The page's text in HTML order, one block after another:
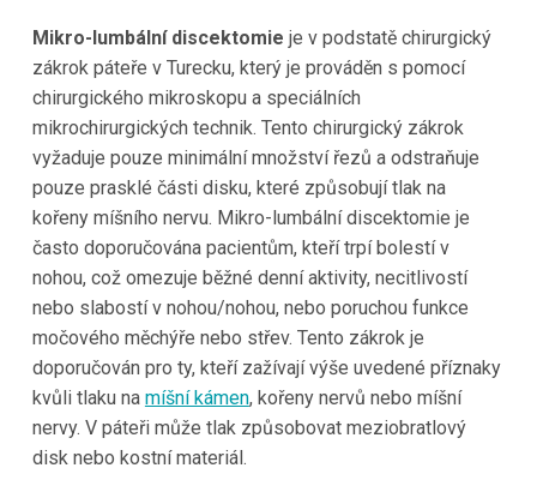
Mikro-lumbální discektomie je v podstatě chirurgický
zákrok páteře v Turecku, který je prováděn s pomocí
chirurgického mikroskopu a speciálních
mikrochirurgických technik. Tento chirurgický zákrok
vyžaduje pouze minimální množství řezů a odstraňuje
pouze prasklé části disku, které způsobují tlak na
kořeny míšního nervu. Mikro-lumbální discektomie je
často doporučována pacientům, kteří trpí bolestí v
nohou, což omezuje běžné denní aktivity, necitlivostí
nebo slabostí v nohou/nohou, nebo poruchou funkce
močového měchýře nebo střev. Tento zákrok je
doporučován pro ty, kteří zažívají výše uvedené příznaky
kvůli tlaku na míšní kámen, kořeny nervů nebo míšní
nervy. V páteři může tlak způsobovat meziobratlový
disk nebo kostní materiál.